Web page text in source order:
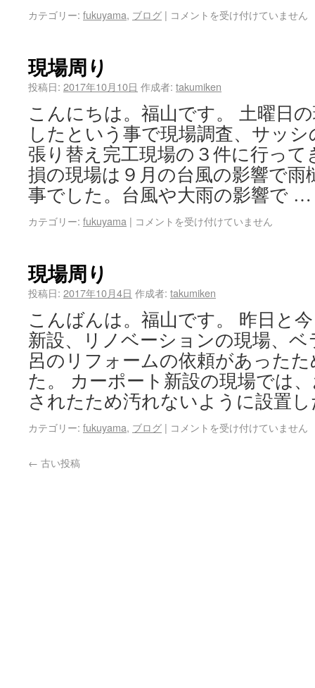
カテゴリー: fukuyama, ブログ | コメントを受け付けていません
現場周り
投稿日: 2017年10月10日 作成者: takumiken
こんにちは。福山です。 土曜日
したという事で現場調査、サッ
張り替え完工現場の３件に行って
損の現場は９月の台風の影響で雨
事でした。台風や大雨の影響で
カテゴリー: fukuyama | コメントを受け付けていません
現場周り
投稿日: 2017年10月4日 作成者: takumiken
こんばんは。福山です。 昨日と
新設、リノベーションの現場、
呂のリフォームの依頼があった
た。 カーポート新設の現場では
されたため汚れないように設置
カテゴリー: fukuyama, ブログ | コメントを受け付けていません
← 古い投稿